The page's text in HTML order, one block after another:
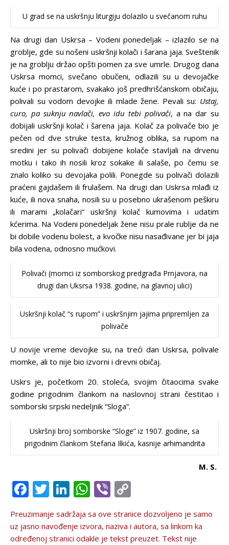
U grad se na uskršnju liturgiju dolazilo u svečanom ruhu
Na drugi dan Uskrsa – Vodeni ponedeljak – izlazilo se na
groblje, gde su nošeni uskršnji kolači i šarana jaja. Sveštenik
je na groblju držao opšti pomen za sve umrle. Drugog dana
Uskrsa momci, svečano obučeni, odlazili su u devojačke
kuće i po prastarom, svakako još predhrišćanskom običaju,
polivali su vodom devojke ili mlade žene. Pevali su: Ustaj,
curo, pa suknju navlači, evo idu tebi polivači, a na dar su
dobijali uskršnji kolač i šarena jaja. Kolač za polivače bio je
pečen od dve struke testa, kružnog oblika, sa rupom na
sredini jer su polivači dobijene kolače stavljali na drvenu
motku i tako ih nosili kroz sokake ili salaše, po čemu se
znalo koliko su devojaka polili. Ponegde su polivači dolazili
praćeni gajdašem ili frulašem. Na drugi dan Uskrsa mlađi iz
kuće, ili nova snaha, nosili su u posebno ukrašenom peškiru
ili marami „kolačari“ uskršnji kolač kumovima i udatim
kćerima. Na Vodeni ponedeljak žene nisu prale rublje da ne
bi dobile vodenu bolest, a kvočke nisu nasađivane jer bi jaja
bila vodena, odnosno mućkovi.
Polivači (momci iz somborskog predgrađa Prnjavora, na
drugi dan Uksrsa 1938. godine, na glavnoj ulici)
Uskršnji kolač “s rupom” i uskršnjim jajima pripremljen za
polivače
U novije vreme devojke su, na treći dan Uskrsa, polivale
momke, ali to nije bio izvorni i drevni običaj.
Uskrs je, početkom 20. stoleća, svojim čitaocima svake
godine prigodnim člankom na naslovnoj strani čestitao i
somborski srpski nedeljnik “Sloga”.
Uskršnji broj somborske “Sloge” iz 1907. godine, sa
prigodnim člankom Stefana Ilkića, kasnije arhimandrita
M. S.
Facebook
Twitter
LinkedIn
WhatsApp
Viber
Link
Preuzimanje sadržaja sa ove stranice dozvolјeno je samo
uz jasno navođenje izvora, naziva i autora, sa linkom ka
određenoj stranici odakle je tekst preuzet. Tekst nije